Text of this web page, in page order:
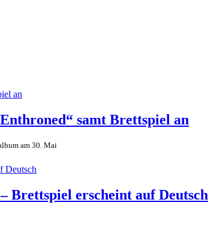
samt Brettspiel an
am 30. Mai
Brettspiel erscheint auf Deutsch